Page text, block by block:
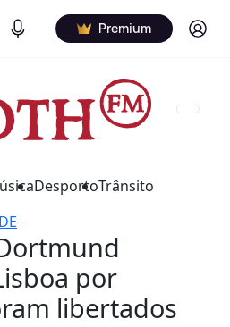
Podcasts Premium Log in
DesportoTrânsito
por
libertados